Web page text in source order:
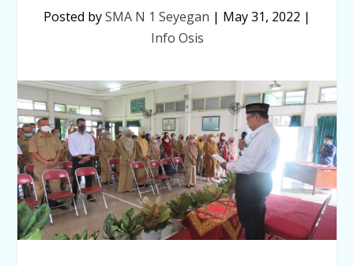
Posted bySMA N 1 Seyegan | May 31, 2022 |
Info Osis